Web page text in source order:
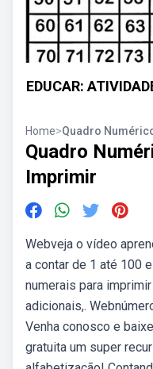
EDUCAR:
Home>Quadro
Quadro
Imprimir
Webveja o vídeo
a contar de 1 até 100
numerais para
adicionais,.
Venha conosco e
gratuita um super